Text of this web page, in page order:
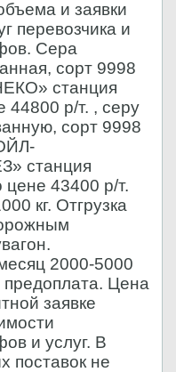
и заявки
перевозчика и
Сера
сорт 9998
станция
44800 р/т. , серу
сорт 9998
станция
цене 43400 р/т.
кг. Отгрузка
2000-5000
Цена
заявке
и услуг. В
поставок не